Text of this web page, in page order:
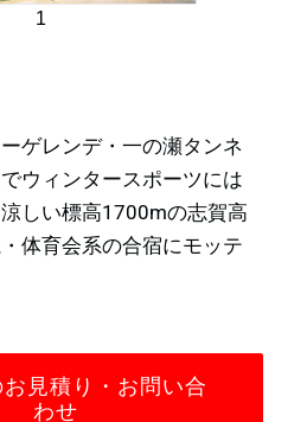
1
ゲレンデ・一の瀬タンネ
ウィンタースポーツには
しい標高1700mの志賀高
体育会系の合宿にモッテ
見積り・お問い合
わせ